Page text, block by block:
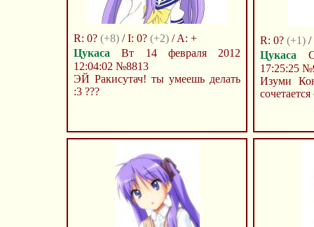
R: 0? (+8) / I: 0? (+2) / A: +
Цукаса Вт 14 февраля 2012
12:04:02 №8813
ЭЙ Ракисутач! ты умеешь делать
:3 ???
R: 0? (+1) /
Цукаса
17:25:25
Изуми